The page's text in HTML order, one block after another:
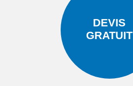
DEVIS
GRATUIT